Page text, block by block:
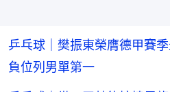
乒乓球｜樊振東榮膺德甲賽
負位列男單第一